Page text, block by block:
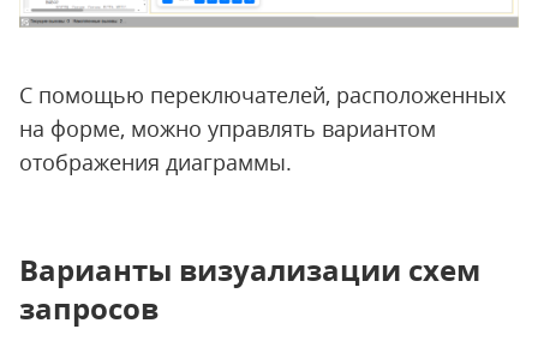
С помощью переключателей, расположенных
на форме, можно управлять вариантом
отображения диаграммы.
Варианты визуализации схем
запросов